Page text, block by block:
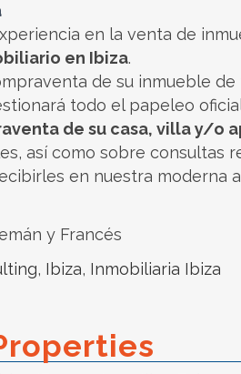
en la venta de
en Ibiza.
de su inmueble
todo el papeleo
de su casa, villa y/o
así como sobre consultas
en nuestra moderna
y Francés
, Ibiza, Inmobiliaria Ibiza